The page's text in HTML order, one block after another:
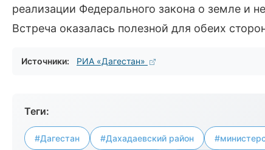
реализации Федерального закона о земле и
Встреча оказалась полезной для обеих
Источники: РИА «Дагестан»
Теги:
#Дагестан #Дахадаевский район